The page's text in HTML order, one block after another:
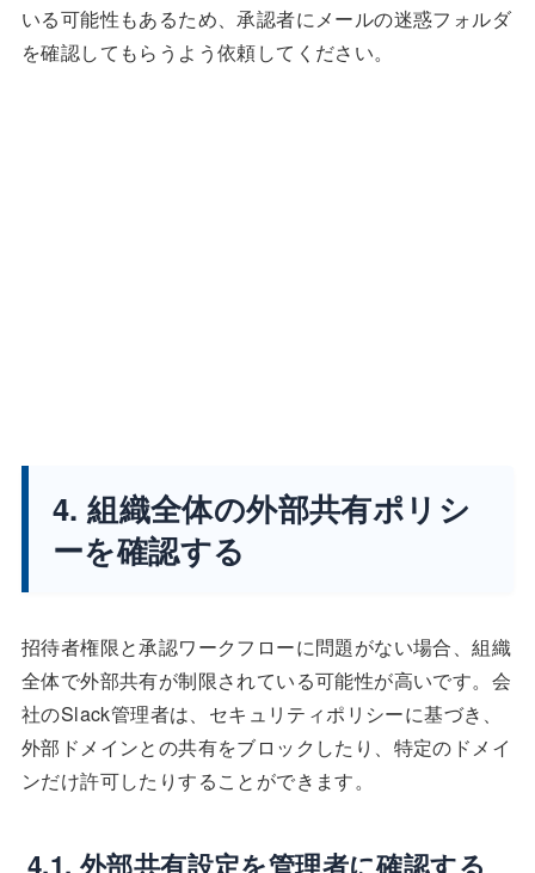
いる可能性もあるため、承認者にメールの迷惑フォルダ
を確認してもらうよう依頼してください。
4. 組織全体の外部共有ポリシ
ーを確認する
招待者権限と承認ワークフローに問題がない場合、組織
全体で外部共有が制限されている可能性が高いです。会
社のSlack管理者は、セキュリティポリシーに基づき、
外部ドメインとの共有をブロックしたり、特定のドメイ
ンだけ許可したりすることができます。
4.1. 外部共有設定を管理者に確認する